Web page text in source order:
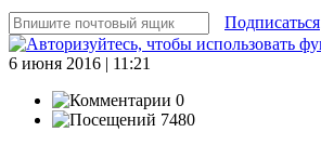
Подписаться
6 июня 2016 | 11:21
0
7480